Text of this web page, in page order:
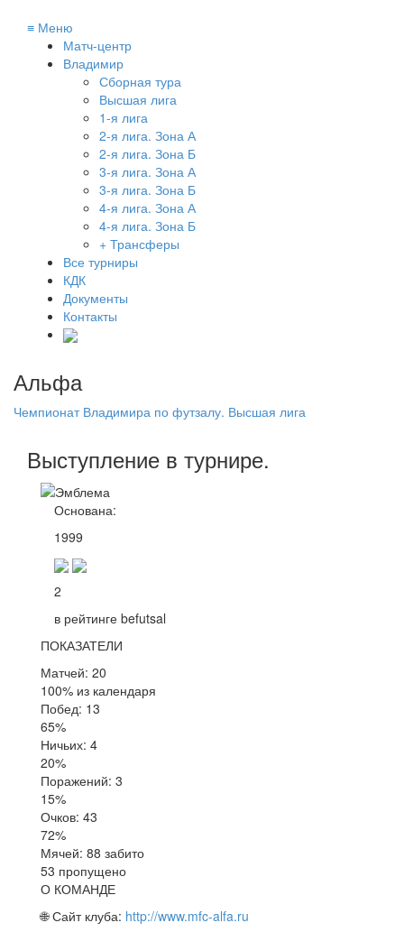
≡ Меню
Матч-центр
Владимир
Сборная тура
Высшая лига
1-я лига
2-я лига. Зона А
2-я лига. Зона Б
3-я лига. Зона А
3-я лига. Зона Б
4-я лига. Зона А
4-я лига. Зона Б
+ Трансферы
Все турниры
КДК
Документы
Контакты
Альфа
Чемпионат Владимира по футзалу. Высшая лига
Выступление в турнире.
Основана:
1999
2
в рейтинге befutsal
ПОКАЗАТЕЛИ
Матчей: 20
100% из календаря
Побед: 13
65%
Ничьих: 4
20%
Поражений: 3
15%
Очков: 43
72%
Мячей: 88 забито
53 пропущено
О КОМАНДЕ
🌐 Сайт клуба: http://www.mfc-alfa.ru